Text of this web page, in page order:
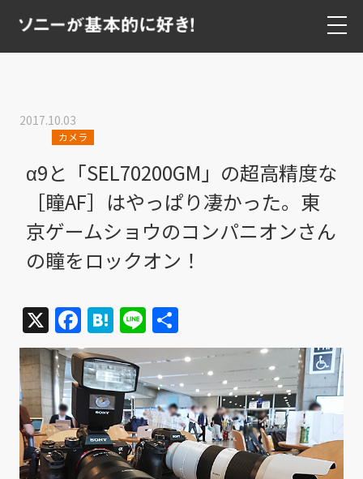
2017.10.03
カメラ
α9と「SEL70200GM」の超高精度な
［瞳AF］はやっぱり凄かった。東
京ゲームショウのコンパニオンさん
の瞳をロックオン！
X Facebook
Hatena
Line
有